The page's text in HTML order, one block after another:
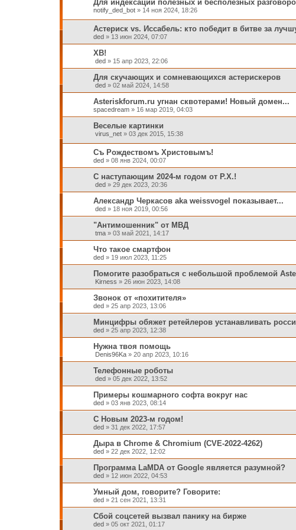
Для индексации полезных и бесполезных
notify_ded_bot» 14 ноя 2024, 18:26
Астериск vs. Иссабель: кто победит в битве за
ded» 13 июн 2024, 07:07
ХВ!
ded» 15 апр 2023, 22:06
Для скучающих и сомневающихся астерискеров
ded» 02 май 2024, 14:58
Asteriskforum.ru угнан сквотерами! Новый домен...
spacedream» 16 мар 2019, 04:03
Веселые картинки
virus_net» 03 дек 2015, 15:38
Съ Рождествомъ Христовымъ!
ded» 08 янв 2024, 00:07
С наступающим 2024-м годом от Р.Х.!
ded» 29 дек 2023, 20:36
Александр Черкасов aka weissvogel показывает...
ded» 18 ноя 2019, 00:56
"Антимошенник" от МВД
tma» 03 май 2021, 14:17
Что такое смартфон
ded» 19 июл 2023, 11:25
Помогите разобраться с небольшой проблемой
Kirness » 26 июн 2023, 14:08
Звонок от «похитителя»
ded» 25 апр 2023, 13:06
Минцифры обяжет ретейлеров устанавливать
ded» 25 апр 2023, 12:38
Нужнa твoя пoмoщь
Denis96Ka» 20 апр 2023, 10:16
Телефонные роботы
ded» 05 дек 2022, 13:52
При­ме­ры кош­мар­но­го софта во­круг нас
ded» 03 янв 2023, 08:14
С Новым 2023-м годом!
ded» 31 дек 2022, 17:57
Дыра в Chrome & Chromium (CVE-2022-4262)
ded» 22 дек 2022, 12:02
Программа LaMDA от Google является разумной?
ded» 12 июн 2022, 04:53
Умный дом, говорите? Говорите:
ded» 21 сен 2021, 13:31
Сбой соцсетей вызвал панику на бирже
ded» 05 окт 2021, 01:17